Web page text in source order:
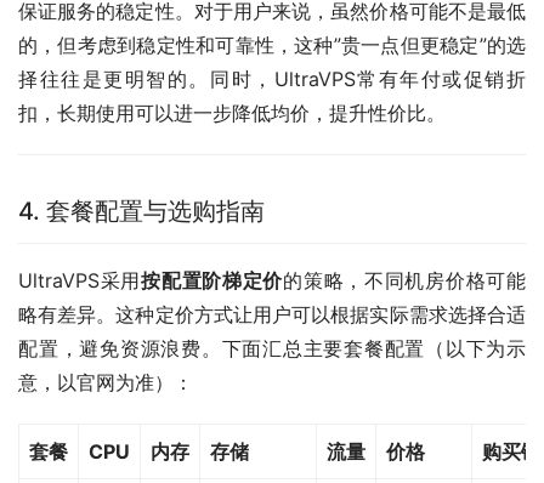
保证服务的稳定性。对于用户来说，虽然价格可能不是最低
的，但考虑到稳定性和可靠性，这种”贵一点但更稳定”的选
择往往是更明智的。同时，UltraVPS常有年付或促销折
扣，长期使用可以进一步降低均价，提升性价比。
4. 套餐配置与选购指南
UltraVPS采用按配置阶梯定价的策略，不同机房价格可能
略有差异。这种定价方式让用户可以根据实际需求选择合适
配置，避免资源浪费。下面汇总主要套餐配置（以下为示
意，以官网为准）：
套餐 CPU 内存 存储 流量 价格 购买